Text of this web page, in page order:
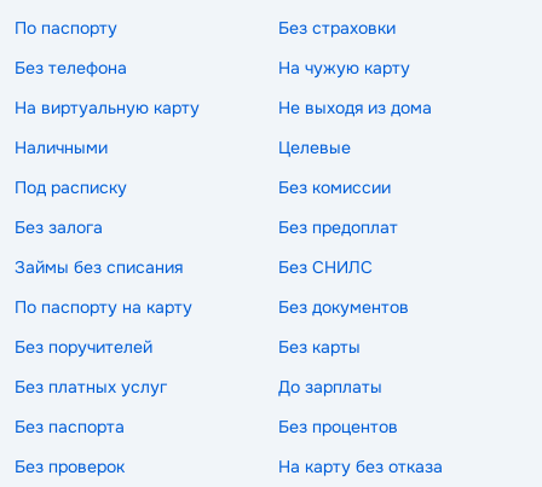
По паспорту
Без страховки
Без телефона
На чужую карту
На виртуальную карту
Не выходя из дома
Наличными
Целевые
Под расписку
Без комиссии
Без залога
Без предоплат
Займы без списания
Без СНИЛС
По паспорту на карту
Без документов
Без поручителей
Без карты
Без платных услуг
До зарплаты
Без паспорта
Без процентов
Без проверок
На карту без отказа